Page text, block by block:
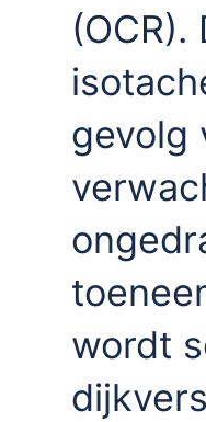
gevolg
wordt